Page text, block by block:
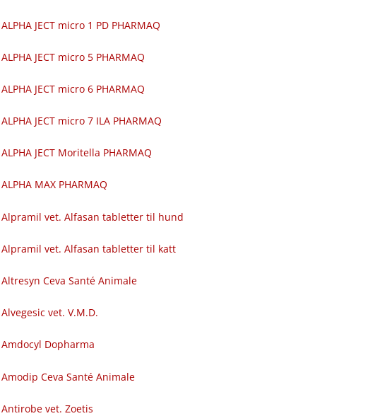
ALPHA JECT micro 1 PD PHARMAQ
ALPHA JECT micro 5 PHARMAQ
ALPHA JECT micro 6 PHARMAQ
ALPHA JECT micro 7 ILA PHARMAQ
ALPHA JECT Moritella PHARMAQ
ALPHA MAX PHARMAQ
Alpramil vet. Alfasan tabletter til hund
Alpramil vet. Alfasan tabletter til katt
Altresyn Ceva Santé Animale
Alvegesic vet. V.M.D.
Amdocyl Dopharma
Amodip Ceva Santé Animale
Antirobe vet. Zoetis